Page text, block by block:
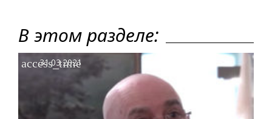
В этом разделе:
access_time
31.03.2021